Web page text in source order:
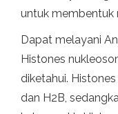
untuk membentuk
Dapat melayani
Histones
diketahui.
dan H2B,